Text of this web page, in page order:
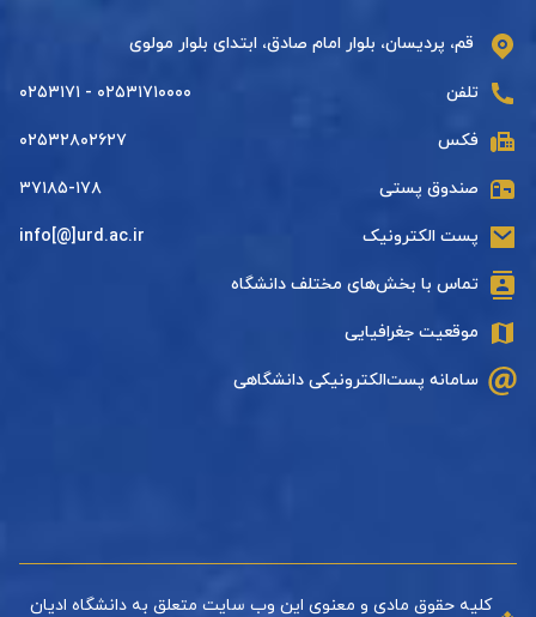
قم، پردیسان، بلوار امام صادق، ابتدای بلوار مولوی
تلفن ۰۲۵۳۱۷۱۰۰۰۰ - ۰۲۵۳۱۷۱
فکس ۰۲۵۳۲۸۰۲۶۲۷
صندوق پستی ۳۷۱۸۵-۱۷۸
پست الکترونیک info[@]urd.ac.ir
تماس با بخش‌های مختلف دانشگاه
موقعیت جغرافیایی
سامانه پست‌الکترونیکی دانشگاهی
کلیه حقوق مادی و معنوی این وب سایت متعلق به دانشگاه ادیان